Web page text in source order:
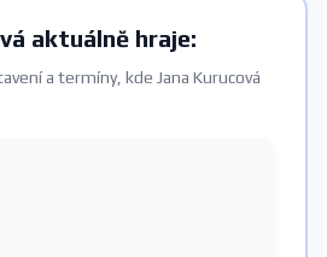
aktuálně hraje:
a termíny, kde Jana Kurucová